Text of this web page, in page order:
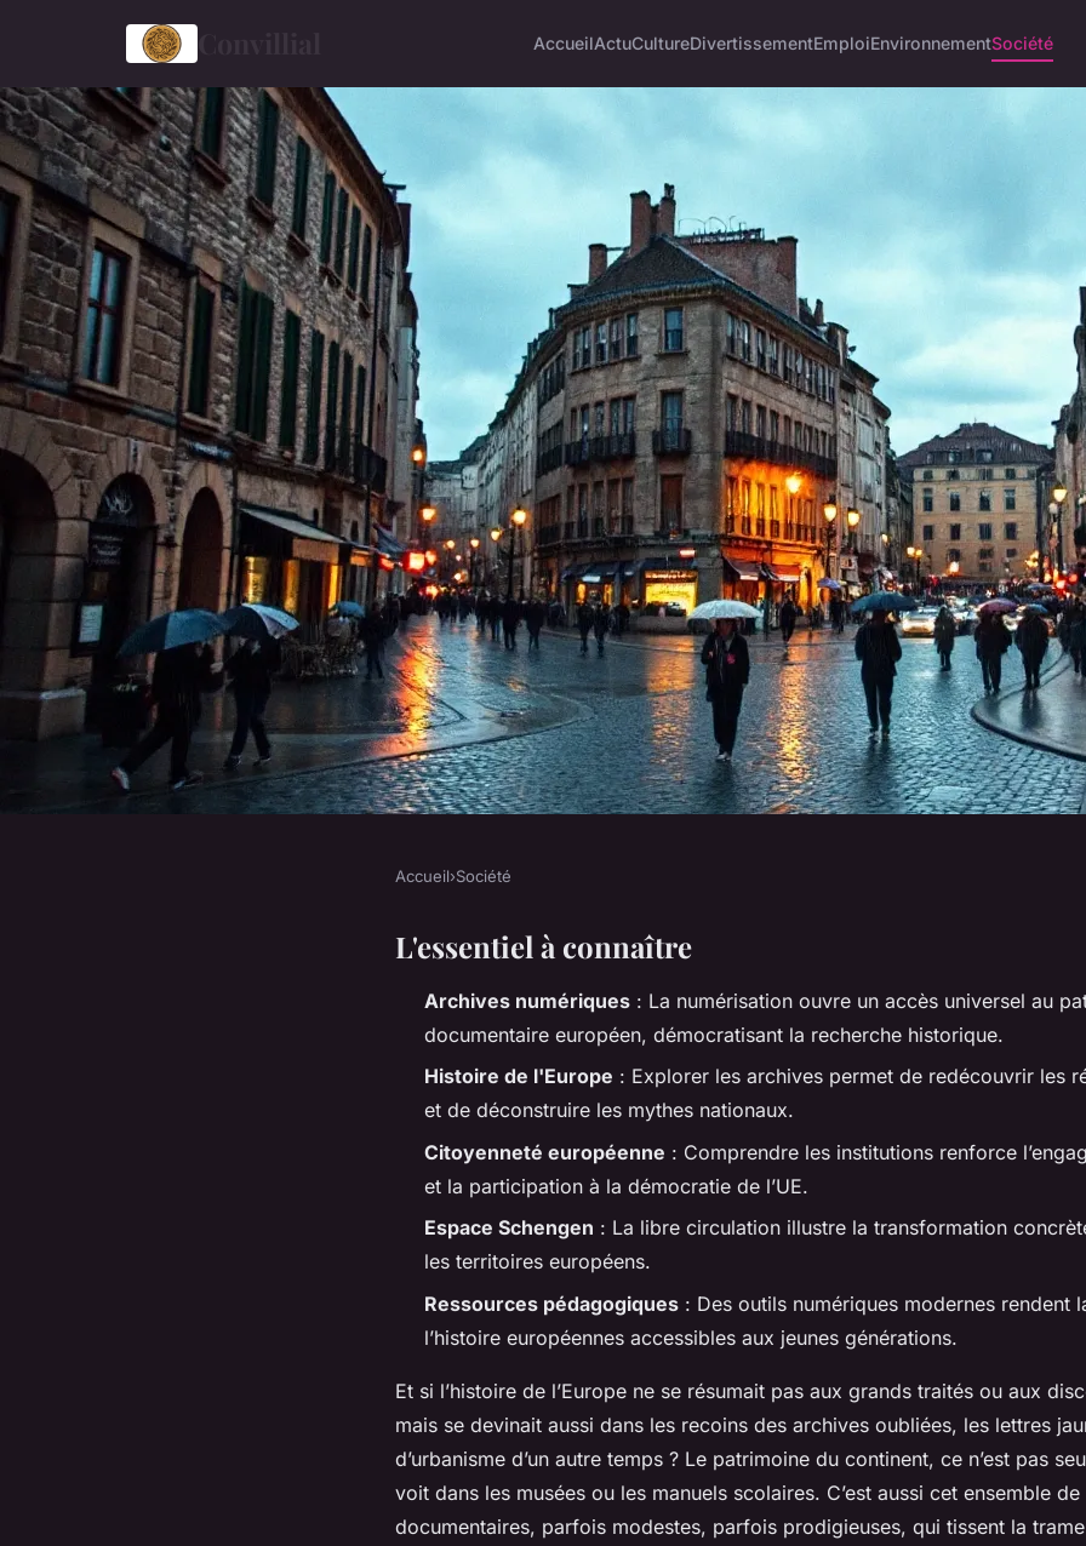
AccueilActuCultureDivertissementEmploiEnvironnementSociété
Découvrez l'europe : récits fascinants
et archives à consulter
Accueil›Société
L'essentiel à connaître
Archives numériques : La numérisation ouvre un accès universel au
documentaire européen, démocratisant la recherche historique.
Histoire de l'Europe : Explorer les archives permet de redécouvrir les
et de déconstruire les mythes nationaux.
Citoyenneté européenne : Comprendre les institutions renforce
et la participation à la démocratie de l’UE.
Espace Schengen : La libre circulation illustre la transformation
les territoires européens.
Ressources pédagogiques : Des outils numériques modernes rendent
l’histoire européennes accessibles aux jeunes générations.
Et si l’histoire de l’Europe ne se résumait pas aux grands traités ou aux
mais se devinait aussi dans les recoins des archives oubliées, les lettres
d’urbanisme d’un autre temps ? Le patrimoine du continent, ce n’est pas
voit dans les musées ou les manuels scolaires. C’est aussi cet ensemble
documentaires, parfois modestes, parfois prodigieuses, qui tissent la